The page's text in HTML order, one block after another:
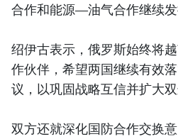
合作和能源—油气合作继续发
绍伊古表示，俄罗斯始终将
作伙伴，希望两国继续有效
议，以巩固战略互信并扩大双
双方还就深化国防合作交换